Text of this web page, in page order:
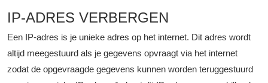
IP-ADRES VERBERGEN
Een IP-adres is je unieke adres op het internet. Dit adres wordt
altijd meegestuurd als je gegevens opvraagt via het internet
zodat de opgevraagde gegevens kunnen worden teruggestuurd